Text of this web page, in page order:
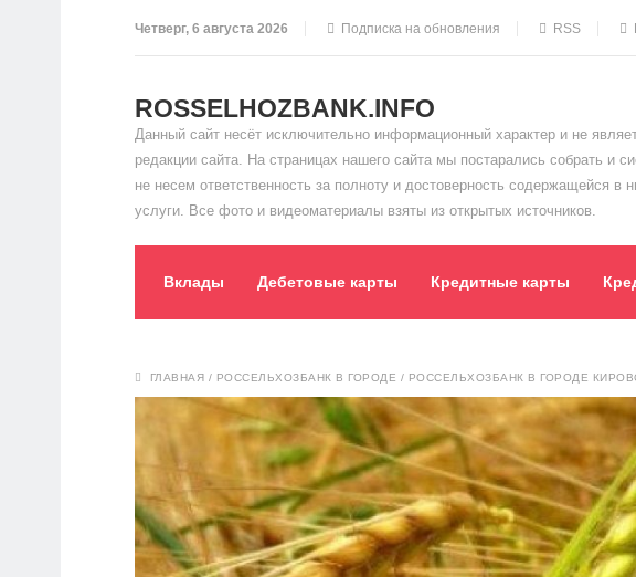
Четверг, 6 августа 2026 Подписка на обновления RSS
ROSSELHOZBANK.INFO
Данный сайт несёт исключительно информационный характер и не
редакции сайта. На страницах нашего сайта мы постарались собрать
не несем ответственность за полноту и достоверность содержащейся
услуги. Все фото и видеоматериалы взяты из открытых источников.
Вклады Дебетовые карты Кредитные карты
ГЛАВНАЯ / РОССЕЛЬХОЗБАНК В ГОРОДЕ / РОССЕЛЬХОЗБАНК В ГОРОДЕ